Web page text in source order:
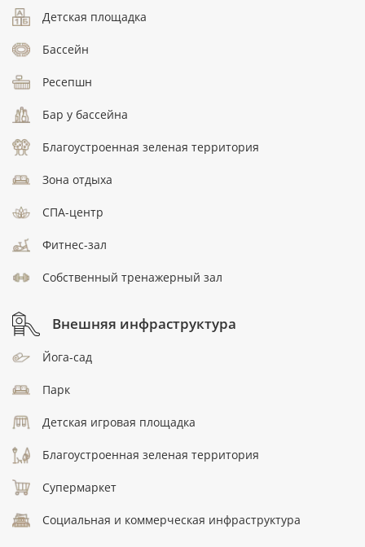
Детская площадка
Бассейн
Ресепшн
Бар у бассейна
Благоустроенная зеленая территория
Зона отдыха
СПА-центр
Фитнес-зал
Собственный тренажерный зал
Внешняя инфраструктура
Йога-сад
Парк
Детская игровая площадка
Благоустроенная зеленая территория
Супермаркет
Социальная и коммерческая инфраструктура